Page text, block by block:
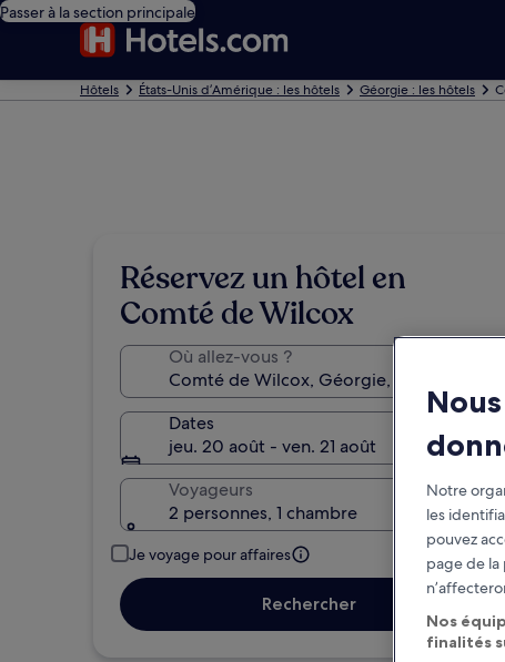
Passer à la section principale
Hôtels États-Unis d’Amérique : les hôtels Géorgie : les hôtels
Réservez un hôtel en
Comté de Wilcox
Où allez-vous ?
Dates
jeu. 20 août - ven. 21 août
Voyageurs
2 personnes, 1 chambre
Je voyage pour affaires
Rechercher
Notre
les
pouvez
page de la
Nos
finalités